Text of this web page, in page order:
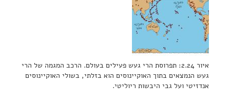
איור 2.24: תפרוסת הרי געש פעילים בעולם. הרכב המגמה של הרי
געש הנמצאים בתוך האוקיינוסים הוא בזלתי, בשולי האוקיינוסים
אנדזיטי ועל גבי היבשות ריוליטי.